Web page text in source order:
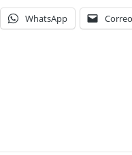
WhatsApp